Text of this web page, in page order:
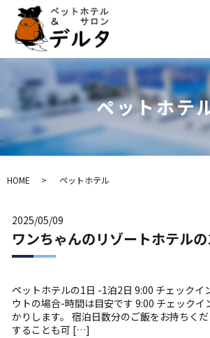
ペットホテ
HOME ペットホテル
2025/05/09
ワンちゃんのリゾートホテル
ペットホテルの1日 -1泊2日 9:00 チェックイ
ウト​の場合-時間は目安です 9:00 チェックイ
かりします。 宿泊日数分のご飯をお持ちく
することも可 […]